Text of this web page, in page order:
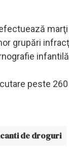
grupări
peste
de droguri